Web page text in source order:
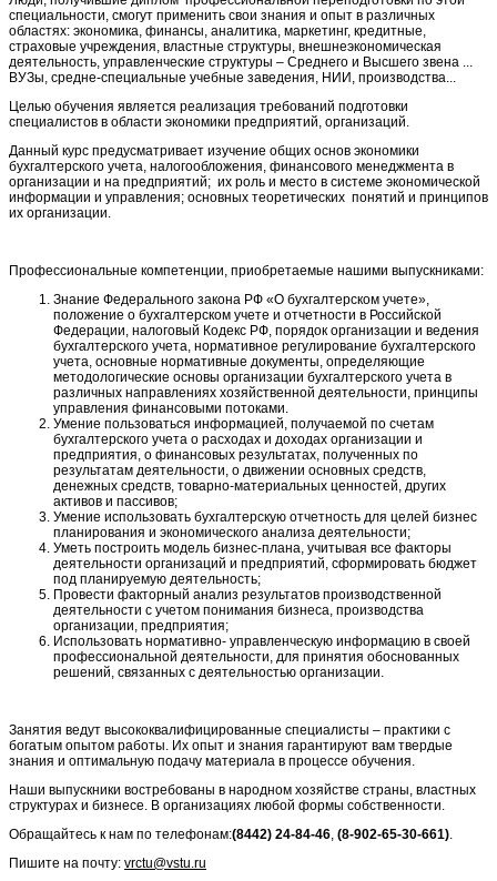
специальности, смогут применить свои знания и опыт в различных
областях: экономика, финансы, аналитика, маркетинг, кредитные,
страховые учреждения, властные структуры, внешнеэкономическая
деятельность, управленческие структуры – Среднего и Высшего звена ...
ВУЗы, средне-специальные учебные заведения, НИИ, производства...
Целью обучения является реализация требований подготовки
специалистов в области экономики предприятий, организаций.
Данный курс предусматривает изучение общих основ экономики
бухгалтерского учета, налогообложения, финансового менеджмента в
организации и на предприятий; их роль и место в системе экономической
информации и управления; основных теоретических понятий и принципов
их организации.
Профессиональные компетенции, приобретаемые нашими выпускниками:
Знание Федерального закона РФ «О бухгалтерском учете»,
положение о бухгалтерском учете и отчетности в Российской
Федерации, налоговый Кодекс РФ, порядок организации и ведения
бухгалтерского учета, нормативное регулирование бухгалтерского
учета, основные нормативные документы, определяющие
методологические основы организации бухгалтерского учета в
различных направлениях хозяйственной деятельности, принципы
управления финансовыми потоками.
Умение пользоваться информацией, получаемой по счетам
бухгалтерского учета о расходах и доходах организации и
предприятия, о финансовых результатах, полученных по
результатам деятельности, о движении основных средств,
денежных средств, товарно-материальных ценностей, других
активов и пассивов;
Умение использовать бухгалтерскую отчетность для целей бизнес
планирования и экономического анализа деятельности;
Уметь построить модель бизнес-плана, учитывая все факторы
деятельности организаций и предприятий, сформировать бюджет
под планируемую деятельность;
Провести факторный анализ результатов производственной
деятельности с учетом понимания бизнеса, производства
организации, предприятия;
Использовать нормативно- управленческую информацию в своей
профессиональной деятельности, для принятия обоснованных
решений, связанных с деятельностью организации.
Занятия ведут высококвалифицированные специалисты – практики с
богатым опытом работы. Их опыт и знания гарантируют вам твердые
знания и оптимальную подачу материала в процессе обучения.
Наши выпускники востребованы в народном хозяйстве страны, властных
структурах и бизнесе. В организациях любой формы собственности.
Обращайтесь к нам по телефонам:(8442) 24-84-46 (8-902-65-30-661)
Пишите на почту: vrctu@vstu.ru